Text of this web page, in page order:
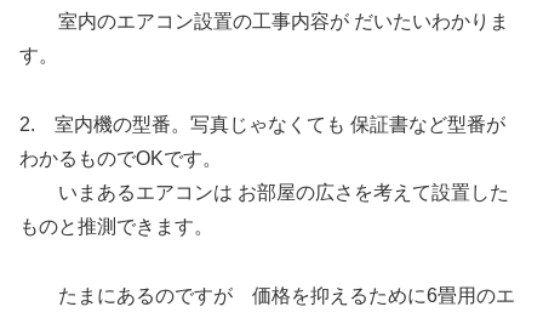
室内のエアコン設置の工事内容が だいたいわかりま
す。
2. 室内機の型番。写真じゃなくても 保証書など型番が
わかるものでOKです。
いまあるエアコンは お部屋の広さを考えて設置した
ものと推測できます。
たまにあるのですが 価格を抑えるために6畳用のエ